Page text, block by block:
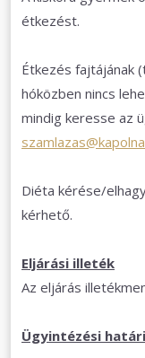
étkezést.
Étkezés fajtájának
hóközben nincs
mindig keresse az
Diéta kérése/
kérhető.
Eljárási illeték
Az eljárás
Ügyintézési